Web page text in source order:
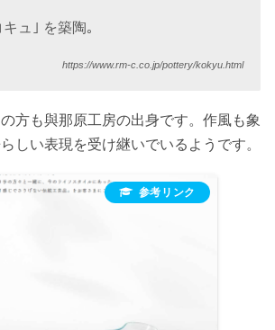
ュ｣ を築陶｡
https://www.rm-c.co.jp/pottery/kokyu.html
方も與那原工房の出身です。作風も象
しい表現を受け継いでいるようです。